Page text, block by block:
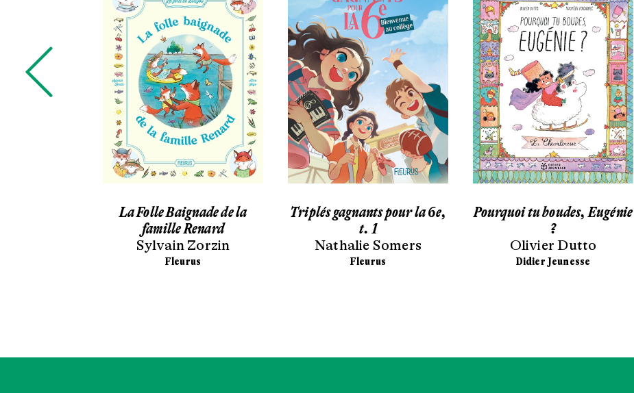
La Folle Baignade de la
famille Renard
Sylvain Zorzin
Fleurus
Triplés gagnants pour la 6e,
t. 1
Nathalie Somers
Fleurus
Pourquoi tu boudes, Eugénie
?
Olivier Dutto
Didier Jeunesse